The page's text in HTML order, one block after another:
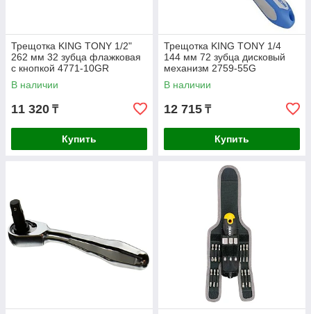
Трещотка KING TONY 1/2"
262 мм 32 зубца флажковая
с кнопкой 4771-10GR
В наличии
11 320 ₸
Купить
Трещотка KING TONY 1/4
144 мм 72 зубца дисковый
механизм 2759-55G
В наличии
12 715 ₸
Купить